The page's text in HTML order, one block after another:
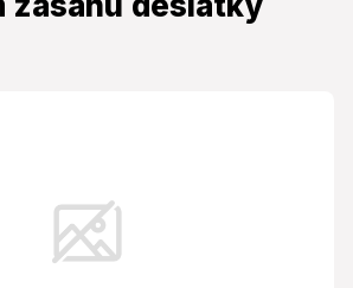
pre maloletých a citlivé povahy.